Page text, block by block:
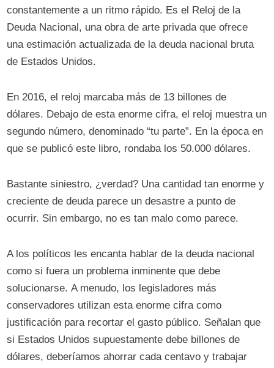
constantemente a un ritmo rápido. Es el Reloj de la
Deuda Nacional, una obra de arte privada que ofrece
una estimación actualizada de la deuda nacional bruta
de Estados Unidos.
En 2016, el reloj marcaba más de 13 billones de
dólares. Debajo de esta enorme cifra, el reloj muestra un
segundo número, denominado “tu parte”. En la época en
que se publicó este libro, rondaba los 50.000 dólares.
Bastante siniestro, ¿verdad? Una cantidad tan enorme y
creciente de deuda parece un desastre a punto de
ocurrir. Sin embargo, no es tan malo como parece.
A los políticos les encanta hablar de la deuda nacional
como si fuera un problema inminente que debe
solucionarse. A menudo, los legisladores más
conservadores utilizan esta enorme cifra como
justificación para recortar el gasto público. Señalan que
si Estados Unidos supuestamente debe billones de
dólares, deberíamos ahorrar cada centavo y trabajar